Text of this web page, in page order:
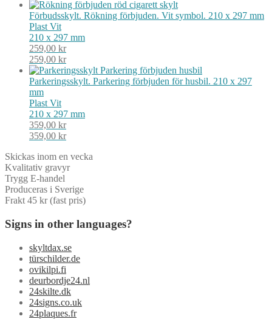
Förbudsskylt. Rökning förbjuden. Vit symbol. 210 x 297 mm
Plast Vit
210 x 297 mm
259,00 kr
259,00 kr
Parkeringsskylt. Parkering förbjuden för husbil. 210 x 297
mm
Plast Vit
210 x 297 mm
359,00 kr
359,00 kr
Skickas inom en vecka
Kvalitativ gravyr
Trygg E-handel
Produceras i Sverige
Frakt 45 kr (fast pris)
Signs in other languages?
skyltdax.se
türschilder.de
ovikilpi.fi
deurbordje24.nl
24skilte.dk
24signs.co.uk
24plaques.fr